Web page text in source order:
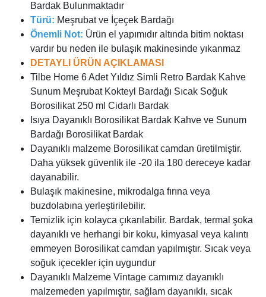
Bardak Bulunmaktadır
Türü: Meşrubat ve İçeçek Bardağı
Önemli Not: Ürün el yapımıdır altında bitim noktası
vardır bu neden ile bulaşık makinesinde yıkanmaz
DETAYLI ÜRÜN AÇIKLAMASI
Tilbe Home 6 Adet Yıldız Simli Retro Bardak Kahve
Sunum Meşrubat Kokteyl Bardağı Sıcak Soğuk
Borosilikat 250 ml Cidarlı Bardak
Isıya Dayanıklı Borosilikat Bardak Kahve ve Sunum
Bardağı Borosilikat Bardak
Dayanıklı malzeme Borosilikat camdan üretilmiştir.
Daha yüksek güvenlik ile -20 ila 180 dereceye kadar
dayanabilir.
Bulaşık makinesine, mikrodalga fırına veya
buzdolabına yerleştirilebilir.
Temizlik için kolayca çıkarılabilir. Bardak, termal şoka
dayanıklı ve herhangi bir koku, kimyasal veya kalıntı
emmeyen Borosilikat camdan yapılmıştır. Sıcak veya
soğuk içecekler için uygundur
Dayanıklı Malzeme Vintage camımız dayanıklı
malzemeden yapılmıştır, sağlam dayanıklı, sıcak